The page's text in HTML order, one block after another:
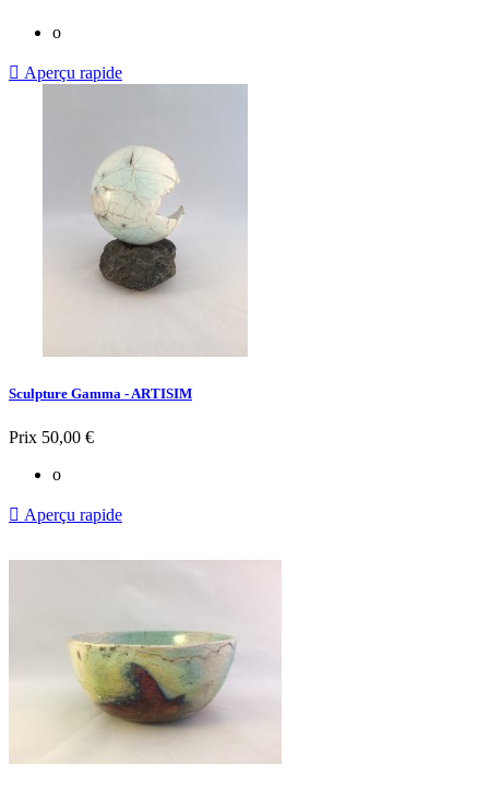
o
 Aperçu rapide
Sculpture Gamma - ARTISIM
Prix 50,00 €
o
 Aperçu rapide